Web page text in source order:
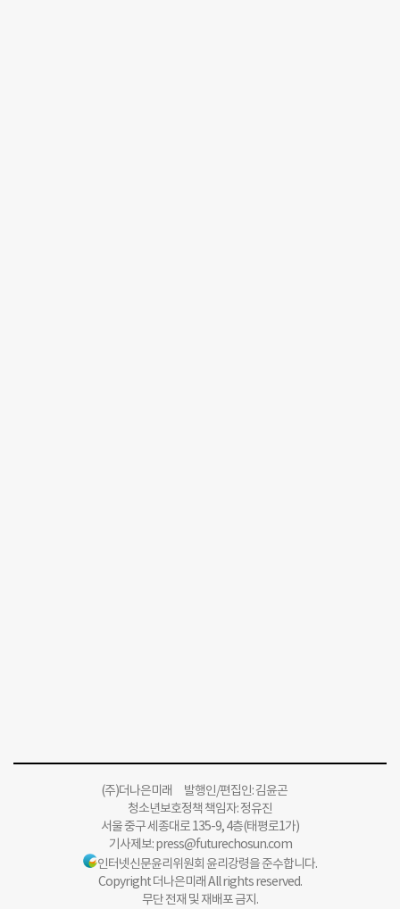
(주)더나은미래 발행인/편집인: 김윤곤
청소년보호정책 책임자: 정유진
서울 중구 세종대로 135-9, 4층(태평로1가)
기사제보:press@futurechosun.com
인터넷신문윤리위원회 윤리강령을 준수합니다.
Copyright 더나은미래 All rights reserved.
무단 전재 및 재배포 금지.